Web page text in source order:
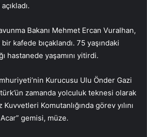
Bakanı Mehmet Ercan Vuralhan,
kafede bıçaklandı. 75 yaşındaki
hastanede yaşamını yitirdi.
Kurucusu Ulu Önder Gazi
zamanda yolculuk teknesi olarak
Kuvvetleri Komutanlığında görev yılını
gemisi, müze.